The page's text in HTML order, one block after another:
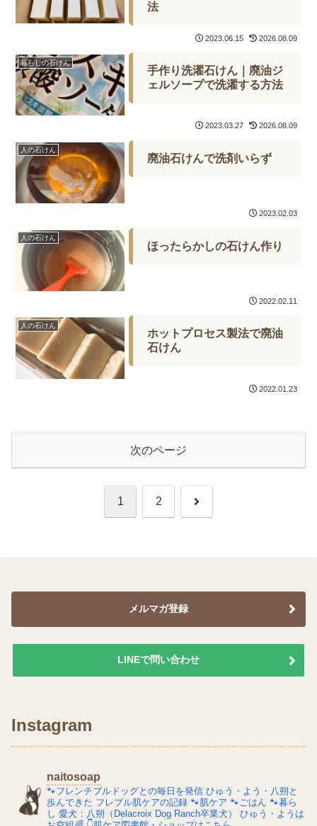
法
2023.06.15 2026.08.09
暮らしの石けん
手作り洗濯石けん｜廃油ジ
ェルソープで洗濯する方法
2023.03.27 2026.08.09
人の石けん
廃油石けんで洗剤いらず
2023.02.03
人の石けん
ほったらかしの石けん作り
2022.02.11
人の石けん
ホットプロセス製法で廃油
石けん
2022.01.23
次のページ
1 2 次
メルマガ登録
LINEで問い合わせ
Instagram
naitosoap
🐾フレンチブルドッグとの毎日を発信 ひゅう・よう・八朔と
歩んできた フレブル肌ケアの記録 🐾肌ケア 🐾ごはん 🐾暮ら
し 愛犬：八朔（Delacroix Dog Ranch卒業犬）
ひゅう・ようは